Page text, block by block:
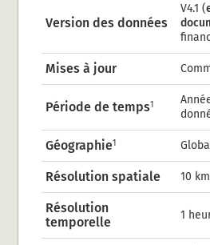
Version des données
Mises à jour
Période de temps1
Géographie1
Résolution spatiale
Résolution
temporelle
V4.1 (
10 km
1